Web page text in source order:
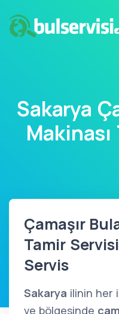
Sakarya
Çamaşır
Tamir
Servis
Sakarya ilinin her
ve bölgesinde